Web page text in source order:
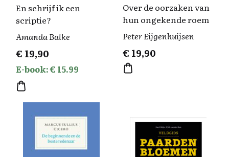
En schrijf ik een
scriptie?
Amanda Balke
€ 19,90
E-book: € 15.99
Over de oorzaken van
hun ongekende roem
Peter Eijgenhuijsen
€ 19,90